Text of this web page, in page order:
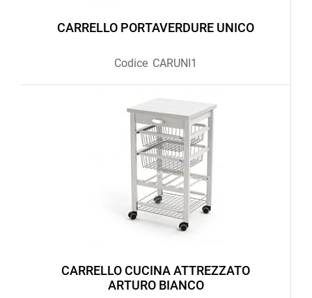
CARRELLO PORTAVERDURE UNICO
Codice CARUNI1
CARRELLO CUCINA ATTREZZATO
ARTURO BIANCO